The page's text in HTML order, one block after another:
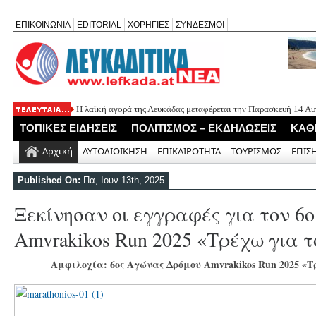
ΕΠΙΚΟΙΝΩΝΙΑ EDITORIAL ΧΟΡΗΓΙΕΣ ΣΥΝΔΕΣΜΟΙ
Η λαϊκή αγορά της Λευκάδας μεταφέρεται την Παρασκευή 14
Εορτασμός της Μεταμόρφωσης στο Μεγανήσι Λευκάδας
Ο Δήμος Λευκάδας προμηθεύεται 40 αντίτυπα του
Τρεις θεματικές ομιλίες στον Ιερό Ναό Μεταμορφώσεως του
ΤΟΠΙΚΕΣ ΕΙΔΗΣΕΙΣ ΠΟΛΙΤΙΣΜΟΣ – ΕΚΔΗΛΩΣΕΙΣ
Αρχική ΑΥΤΟΔΙΟΙΚΗΣΗ ΕΠΙΚΑΙΡΟΤΗΤΑ ΤΟΥΡΙΣΜΟΣ
Published On: Πα, Ιουν 13th, 2025
Ξεκίνησαν οι εγγραφές για τον
Amvrakikos Run 2025 «Τρέχω για
Αμφιλοχία: 6ος Αγώνας Δρόμου Amvrakikos Run 2025